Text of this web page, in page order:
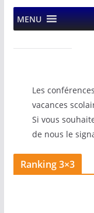
MENU
Les
vacances
Si vous
de nous le
Ranking 3×3